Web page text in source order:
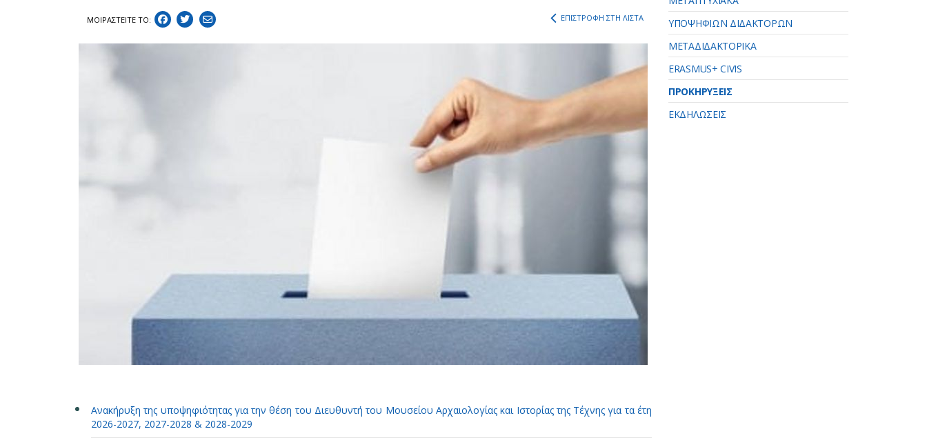
ΜΟΙΡΑΣΤEIΤΕ ΤΟ: ΕΠΙΣΤΡΟΦΗ ΣΤΗ ΛΙΣΤΑ
Ανακήρυξη της υποψηφιότητας για την θέση του Διευθυντή του Μουσείου Αρχαιολογίας και Ιστορίας της Τέχνης για τα έτη
2026-2027, 2027-2028 & 2028-2029
ΥΠΟΨΗΦΙΩΝ ΔΙΔΑΚΤΟΡΩΝ
ΜΕΤΑΔΙΔΑΚΤΟΡΙΚΑ
ERASMUS+ CIVIS
ΠΡΟΚΗΡΥΞΕΙΣ
ΕΚΔΗΛΩΣΕΙΣ